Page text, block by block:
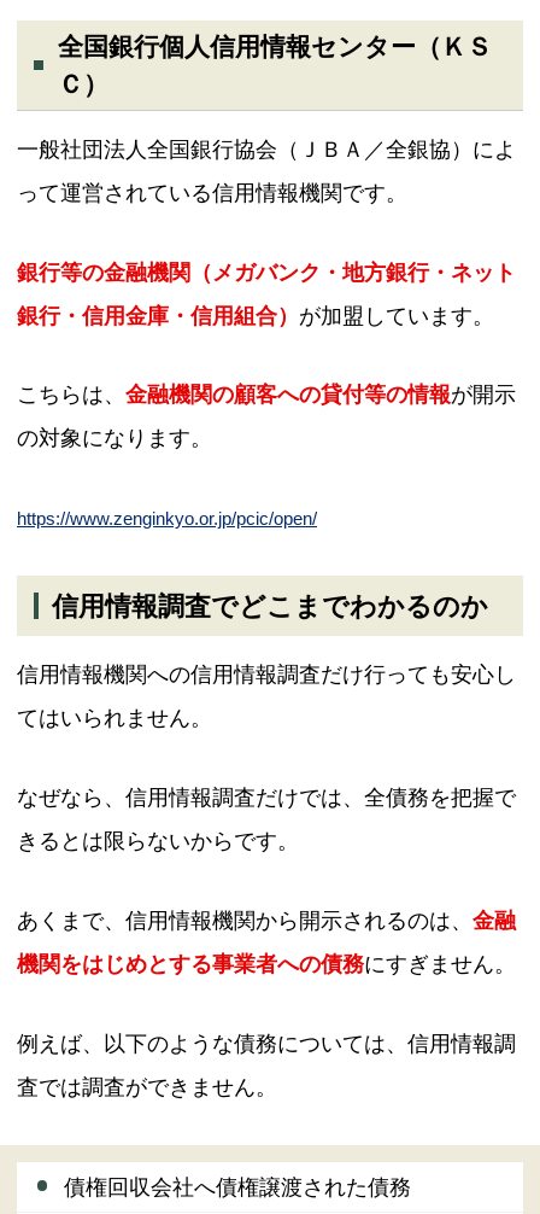
全国銀行個人信用情報センター（ＫＳ
Ｃ）
一般社団法人全国銀行協会（ＪＢＡ／全銀協）によ
って運営されている信用情報機関です。
銀行等の金融機関（メガバンク・地方銀行・ネット
銀行・信用金庫・信用組合） が加盟しています。
こちらは、 金融機関の顧客への貸付等の情報が開示
の対象になります。
https://www.zenginkyo.or.jp/pcic/open/
信用情報調査でどこまでわかるのか
信用情報機関への信用情報調査だけ行っても安心し
てはいられません。
なぜなら、信用情報調査だけでは、全債務を把握で
きるとは限らないからです。
あくまで、信用情報機関から開示されるのは、 金融
機関をはじめとする事業者への債務にすぎません。
例えば、以下のような債務については、信用情報調
査では調査ができません。
債権回収会社へ債権譲渡された債務